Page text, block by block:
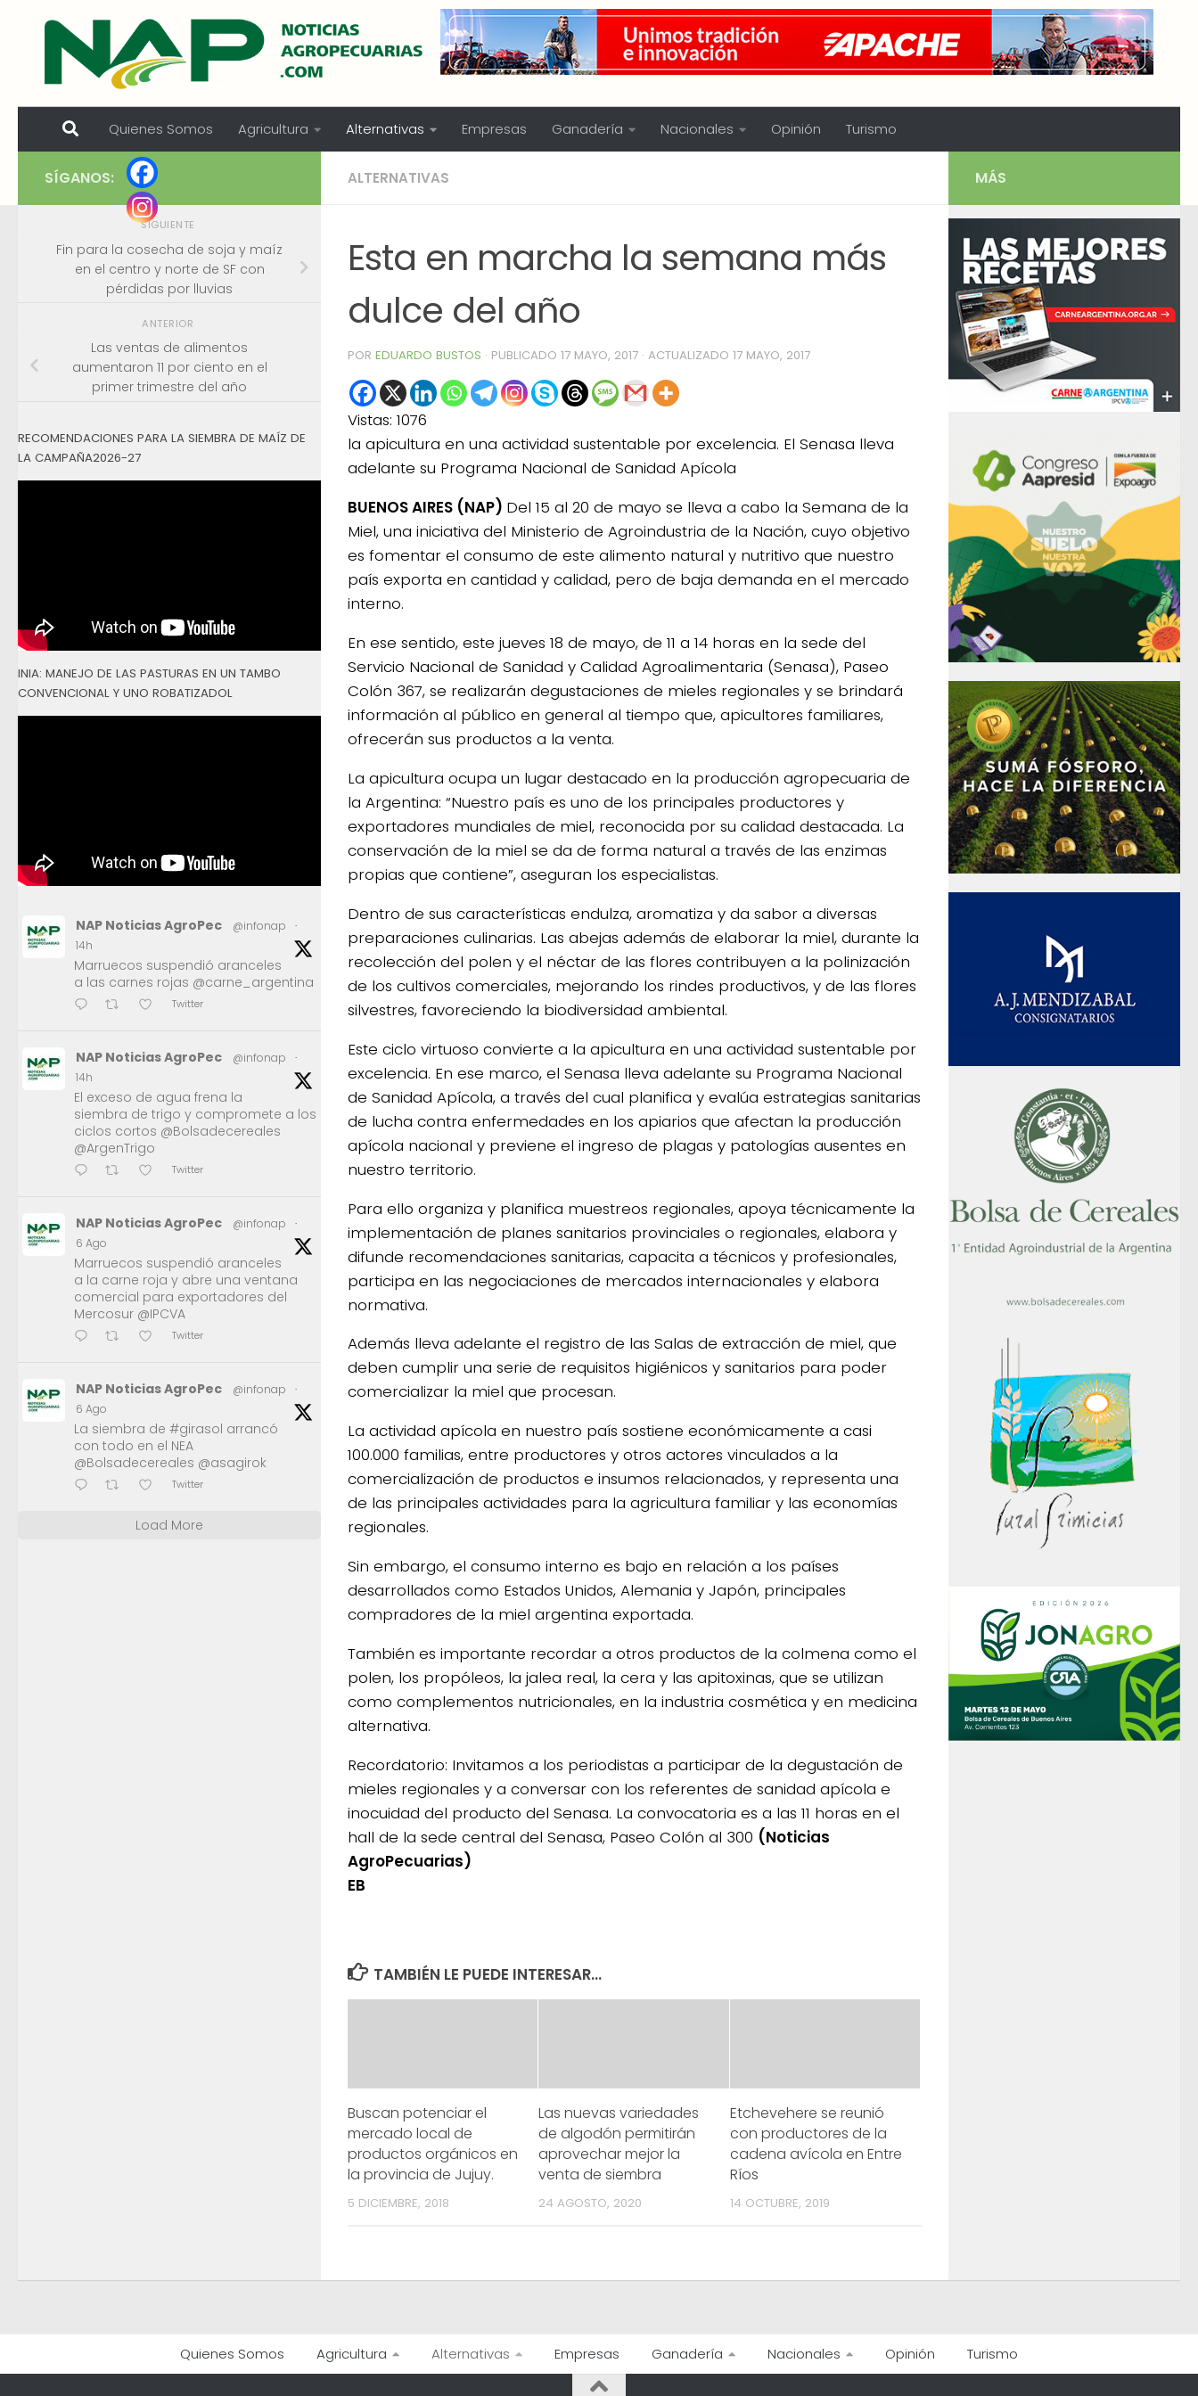
Skip to content
Quienes Somos Agricultura Alternativas Empresas Ganadería Nacionales Opinión Turismo
ALTERNATIVAS
Esta en marcha la semana más
dulce del año
POR EDUARDO BUSTOS · PUBLICADO 17 MAYO, 2017 · ACTUALIZADO 17 MAYO, 2017
Vistas: 1076
la apicultura en una actividad sustentable por excelencia. El Senasa lleva
adelante su Programa Nacional de Sanidad Apícola
BUENOS AIRES (NAP) Del 15 al 20 de mayo se lleva a cabo la Semana de la
Miel, una iniciativa del Ministerio de Agroindustria de la Nación, cuyo objetivo
es fomentar el consumo de este alimento natural y nutritivo que nuestro
país exporta en cantidad y calidad, pero de baja demanda en el mercado
interno.
En ese sentido, este jueves 18 de mayo, de 11 a 14 horas en la sede del
Servicio Nacional de Sanidad y Calidad Agroalimentaria (Senasa), Paseo
Colón 367, se realizarán degustaciones de mieles regionales y se brindará
información al público en general al tiempo que, apicultores familiares,
ofrecerán sus productos a la venta.
La apicultura ocupa un lugar destacado en la producción agropecuaria de
la Argentina: “Nuestro país es uno de los principales productores y
exportadores mundiales de miel, reconocida por su calidad destacada. La
conservación de la miel se da de forma natural a través de las enzimas
propias que contiene”, aseguran los especialistas.
Dentro de sus características endulza, aromatiza y da sabor a diversas
preparaciones culinarias. Las abejas además de elaborar la miel, durante la
recolección del polen y el néctar de las flores contribuyen a la polinización
de los cultivos comerciales, mejorando los rindes productivos, y de las flores
silvestres, favoreciendo la biodiversidad ambiental.
Este ciclo virtuoso convierte a la apicultura en una actividad sustentable por
excelencia. En ese marco, el Senasa lleva adelante su Programa Nacional
de Sanidad Apícola, a través del cual planifica y evalúa estrategias sanitarias
de lucha contra enfermedades en los apiarios que afectan la producción
apícola nacional y previene el ingreso de plagas y patologías ausentes en
nuestro territorio.
Para ello organiza y planifica muestreos regionales, apoya técnicamente la
implementación de planes sanitarios provinciales o regionales, elabora y
difunde recomendaciones sanitarias, capacita a técnicos y profesionales,
participa en las negociaciones de mercados internacionales y elabora
normativa.
Además lleva adelante el registro de las Salas de extracción de miel, que
deben cumplir una serie de requisitos higiénicos y sanitarios para poder
comercializar la miel que procesan.
La actividad apícola en nuestro país sostiene económicamente a casi
100.000 familias, entre productores y otros actores vinculados a la
comercialización de productos e insumos relacionados, y representa una
de las principales actividades para la agricultura familiar y las economías
regionales.
Sin embargo, el consumo interno es bajo en relación a los países
desarrollados como Estados Unidos, Alemania y Japón, principales
compradores de la miel argentina exportada.
También es importante recordar a otros productos de la colmena como el
polen, los propóleos, la jalea real, la cera y las apitoxinas, que se utilizan
como complementos nutricionales, en la industria cosmética y en medicina
alternativa.
Recordatorio: Invitamos a los periodistas a participar de la degustación de
mieles regionales y a conversar con los referentes de sanidad apícola e
inocuidad del producto del Senasa. La convocatoria es a las 11 horas en el
hall de la sede central del Senasa, Paseo Colón al 300 (Noticias
AgroPecuarias)
EB
TAMBIÉN LE PUEDE INTERESAR...
Buscan potenciar el
mercado local de
productos orgánicos en
la provincia de Jujuy.
5 DICIEMBRE, 2018
Las nuevas variedades
de algodón permitirán
aprovechar mejor la
venta de siembra
24 AGOSTO, 2020
Etchevehere se reunió
con productores de la
cadena avícola en Entre
Ríos
14 OCTUBRE, 2019
SÍGANOS:
SIGUIENTE
Fin para la cosecha de soja y maíz
en el centro y norte de SF con
pérdidas por lluvias
ANTERIOR
Las ventas de alimentos
aumentaron 11 por ciento en el
primer trimestre del año
RECOMENDACIONES PARA LA SIEMBRA DE MAÍZ DE
LA CAMPAÑA2026-27
INIA: MANEJO DE LAS PASTURAS EN UN TAMBO
CONVENCIONAL Y UNO ROBATIZADOL
NAP Noticias AgroPec @infonap
·
14h
Marruecos suspendió aranceles
a las carnes rojas @carne_argentina
Twitter
NAP Noticias AgroPec @infonap
·
14h
El exceso de agua frena la
siembra de trigo y compromete a los
ciclos cortos @Bolsadecereales
@ArgenTrigo
Twitter
NAP Noticias AgroPec @infonap
·
6 Ago
Marruecos suspendió aranceles
a la carne roja y abre una ventana
comercial para exportadores del
Mercosur @IPCVA
Twitter
NAP Noticias AgroPec @infonap
·
6 Ago
La siembra de #girasol arrancó
con todo en el NEA
@Bolsadecereales @asagirok
Twitter
Load More
MÁS
Quienes Somos Agricultura Alternativas Empresas Ganadería Nacionales Opinión Turismo